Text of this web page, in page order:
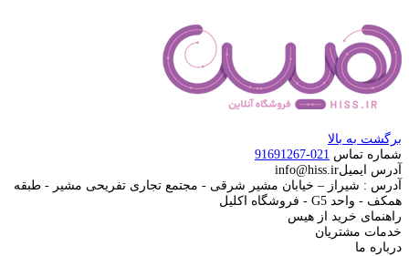
برگشت به بالا
شماره تماس 021-91691267
آدرس ایمیلinfo@hiss.ir
آدرس : شیراز – خیابان مشیر شرقی - مجتمع تجاری تفریحی مشیر - طبقه
همکف - واحد G5 - فروشگاه اکلیل
راهنمای خرید از هیس
خدمات مشتریان
درباره ما